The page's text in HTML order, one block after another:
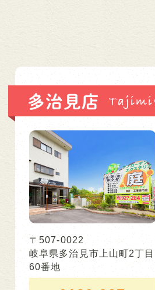
多治見店
〒507-0022
岐阜県多治見市上山町2丁目
60番地